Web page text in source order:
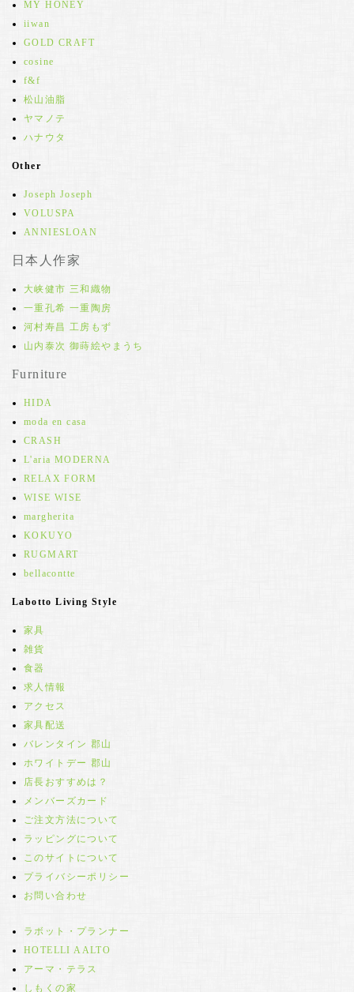
MY HONEY
iiwan
GOLD CRAFT
cosine
f&f
松山油脂
ヤマノテ
ハナウタ
Other
Joseph Joseph
VOLUSPA
ANNIESLOAN
日本人作家
大峡健市 三和織物
一重孔希 一重陶房
河村寿昌 工房もず
山内泰次 御蒔絵やまうち
Furniture
HIDA
moda en casa
CRASH
L'aria MODERNA
RELAX FORM
WISE WISE
margherita
KOKUYO
RUGMART
bellacontte
Labotto Living Style
家具
雑貨
食器
求人情報
アクセス
家具配送
バレンタイン 郡山
ホワイトデー 郡山
店長おすすめは？
メンバーズカード
ご注文方法について
ラッピングについて
このサイトについて
プライバシーポリシー
お問い合わせ
ラボット・プランナー
HOTELLI AALTO
アーマ・テラス
しもくの家